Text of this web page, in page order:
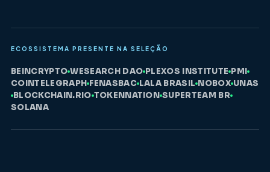
ECOSSISTEMA PRESENTE NA SELEÇÃO
BEINCRYPTO WESEARCH DAO PLEXOS INSTITUTE PMI
COINTELEGRAPH FENASBAC LALA BRASIL NOBOX UNAS
BLOCKCHAIN.RIO TOKENNATION SUPERTEAM BR
SOLANA